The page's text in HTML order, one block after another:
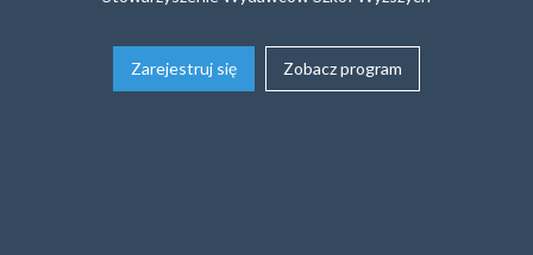
Zarejestruj się Zobacz program